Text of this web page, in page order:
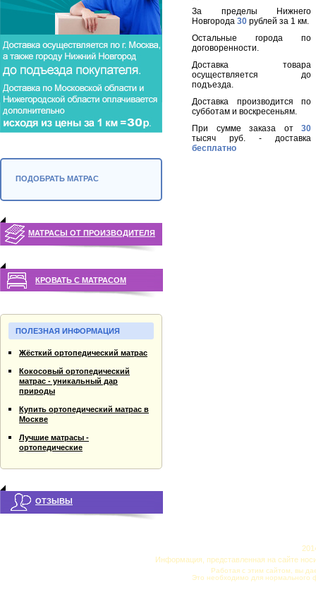
За пределы Нижнего
Новгорода30 рублей за 1 км.
Остальные города по
договоренности.
Доставка товара
осуществляется до
подъезда.
Доставка производится по
субботам и воскресеньям.
При сумме заказа от30
тысяч руб. - доставка
бесплатно
ПОДОБРАТЬ МАТРАС
МАТРАСЫ ОТ ПРОИЗВОДИТЕЛЯ
КРОВАТЬ С МАТРАСОМ
ПОЛЕЗНАЯ ИНФОРМАЦИЯ
Жёсткий ортопедический матрас
Кокосовый ортопедический
матрас - уникальный дар
природы
Купить ортопедический матрас в
Москве
Лучшие матрасы -
ортопедические
ОТЗЫВЫ
Информация, представленная на сайте
Работая с этим сайтом, вы
Это необходимо для нормального